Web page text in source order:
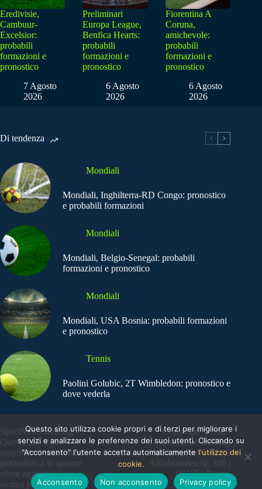
Eredivisie,
Cambuur-
Excelsior:
probabili
formazioni e
pronostico
7 Agosto
2026
Preliminari
Europa League,
Benfica Hearts:
probabili
formazioni e
pronostico
6 Agosto
2026
Fiorentina A
Coruna,
amichevole:
probabili
formazioni e
pronostico
6 Agosto
2026
Di tendenza
Mondiali
Mondiali, Inghilterra-RD Congo: pronostico
e probabili formazioni
Mondiali
Mondiali, Belgio-Senegal: probabili
formazioni e pronostico
Mondiali
Mondiali, USA Bosnia: probabili formazioni
e pronostico
Tennis
Paolini Golubic, 2T Wimbledon: pronostico e
dove vederla
SportNews.BetFlag -
Questo sito non
rappresenta una testata
giornalistica in quanto
viene aggiornato senza
alcuna periodicità
Copyright © 2025
SportNews BetFlag
Sede Legale: Via degli
Aldobrandeschi, 300 |
00163 | Roma
Questo sito utilizza cookie propri e di terzi per migliorare i
servizi e analizzare le preferenze dei suoi utenti. Cliccando su
"Acconsento" l'utente accetta automaticamente l'utilizzo dei
cookie.
Acconsento
Non acconsento Privacy policy